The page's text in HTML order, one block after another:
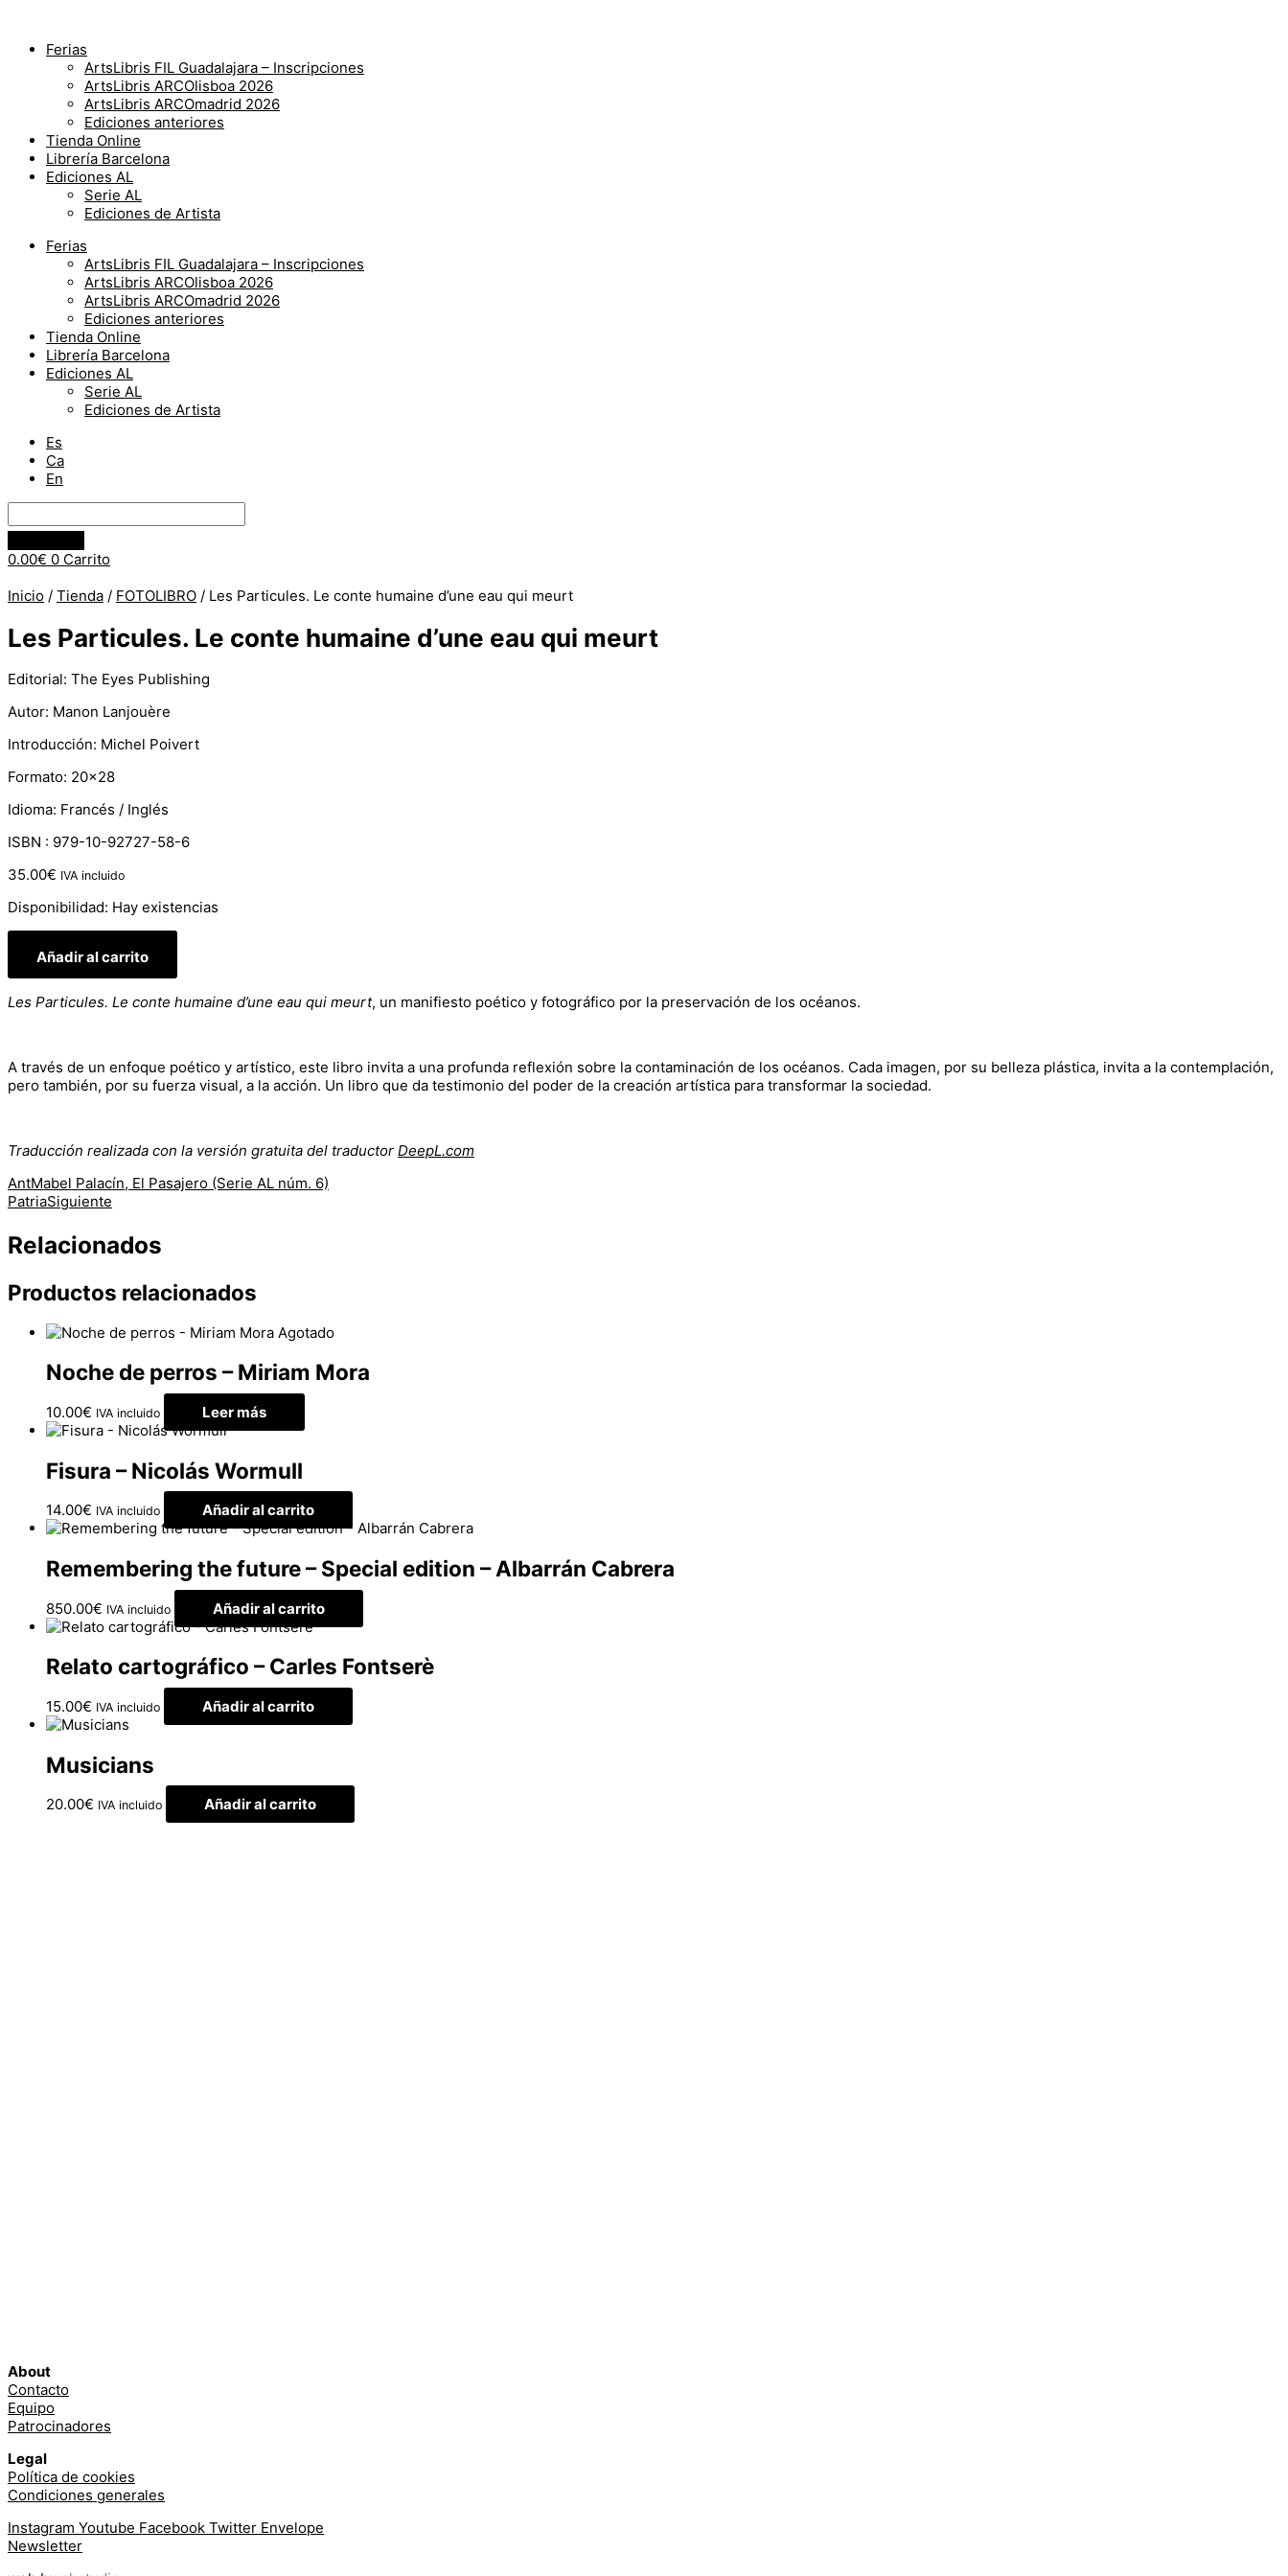
contenido
Ferias
ArtsLibris FIL Guadalajara – Inscripciones
ArtsLibris ARCOlisboa 2026
ArtsLibris ARCOmadrid 2026
Ediciones anteriores
Tienda Online
Librería Barcelona
Ediciones AL
Serie AL
Ediciones de Artista
Ferias
ArtsLibris FIL Guadalajara – Inscripciones
ArtsLibris ARCOlisboa 2026
ArtsLibris ARCOmadrid 2026
Ediciones anteriores
Tienda Online
Librería Barcelona
Ediciones AL
Serie AL
Ediciones de Artista
Es
Ca
En
0.00€ 0 Carrito
Inicio / Tienda / FOTOLIBRO / Les Particules. Le conte humaine d’une eau qui meurt
Les Particules. Le conte humaine d’une eau qui meurt
Editorial: The Eyes Publishing
Autor: Manon Lanjouère
Introducción: Michel Poivert
Formato: 20×28
Idioma: Francés / Inglés
ISBN : 979-10-92727-58-6
35.00€ IVA incluido
Disponibilidad: Hay existencias
meurt
cantidad
Añadir al carrito
Les Particules. Le conte humaine d’une eau qui meurt, un manifiesto poético y fotográfico por la preservación de los océanos.
A través de un enfoque poético y artístico, este libro invita a una profunda reflexión sobre la contaminación de los océanos. Cada imagen, por su belleza plástica, invita a la contemplación,
pero también, por su fuerza visual, a la acción. Un libro que da testimonio del poder de la creación artística para transformar la sociedad.
Traducción realizada con la versión gratuita del traductor DeepL.com
AntMabel Palacín, El Pasajero (Serie AL núm. 6)
PatriaSiguiente
Relacionados
Productos relacionados
Agotado
Noche de perros – Miriam Mora
10.00€ IVA incluido Leer más
Fisura – Nicolás Wormull
14.00€ IVA incluido Añadir al carrito
Remembering the future – Special edition – Albarrán Cabrera
850.00€ IVA incluido Añadir al carrito
Relato cartográfico – Carles Fontserè
15.00€ IVA incluido Añadir al carrito
Musicians
20.00€ IVA incluido Añadir al carrito
About
Contacto
Equipo
Patrocinadores
Legal
Política de cookies
Condiciones generales
Instagram Youtube Facebook Twitter Envelope
Newsletter